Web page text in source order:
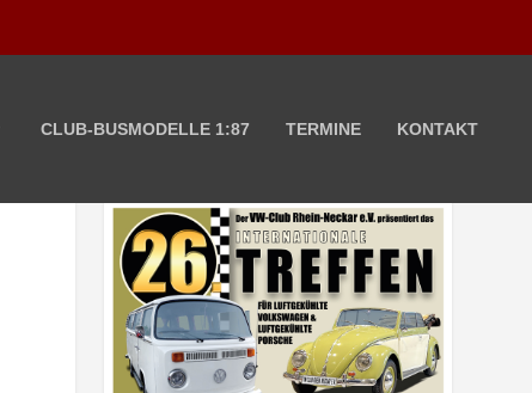
CLUB-BUSMODELLE 1:87 TERMINE KONTAKT